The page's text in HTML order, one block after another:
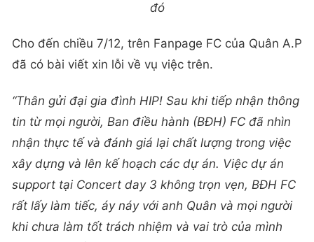
đó
Cho đến chiều 7/12, trên Fanpage FC của Quân A.P
đã có bài viết xin lỗi về vụ việc trên.
“Thân gửi đại gia đình HIP! Sau khi tiếp nhận thông
tin từ mọi người, Ban điều hành (BĐH) FC đã nhìn
nhận thực tế và đánh giá lại chất lượng trong việc
xây dựng và lên kế hoạch các dự án. Việc dự án
support tại Concert day 3 không trọn vẹn, BĐH FC
rất lấy làm tiếc, áy náy với anh Quân và mọi người
khi chưa làm tốt trách nhiệm và vai trò của mình